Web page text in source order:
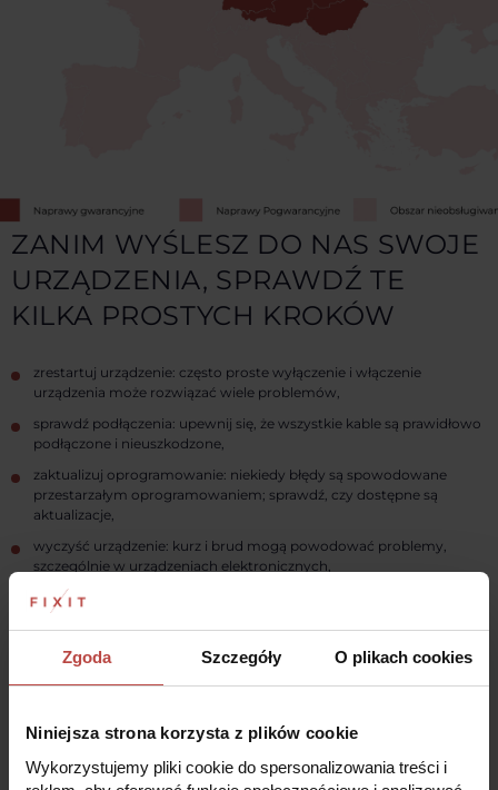
Zgoda Szczegóły O plikach cookies
Niniejsza strona korzysta z plików cookie
Wykorzystujemy pliki cookie do spersonalizowania treści i
ZANIM WYŚLESZ DO NAS SWOJE
URZĄDZENIA, SPRAWDŹ TE
KILKA PROSTYCH KROKÓW
zrestartuj urządzenie: często proste wyłączenie i włączenie
urządzenia może rozwiązać wiele problemów,
sprawdź podłączenia: upewnij się, że wszystkie kable są prawidłowo
podłączone i nieuszkodzone,
zaktualizuj oprogramowanie: niekiedy błędy są spowodowane
przestarzałym oprogramowaniem; sprawdź, czy dostępne są
aktualizacje,
wyczyść urządzenie: kurz i brud mogą powodować problemy,
szczególnie w urządzeniach elektronicznych,
sprawdź instrukcję obsługi: często rozwiązanie problemu opisane
jest w tym dokumencie,
skontaktuj się z nami: nasi konsultanci z działu wsparcia
technicznego są gotowi pomóc Ci w każdej sprawie.
Czytaj więcej